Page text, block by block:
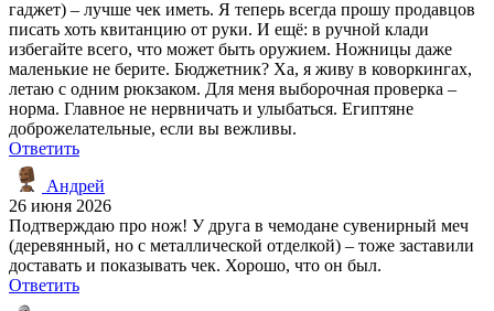
гаджет) – лучше чек иметь. Я теперь всегда прошу продавцов
писать хоть квитанцию от руки. И ещё: в ручной клади
избегайте всего, что может быть оружием. Ножницы даже
маленькие не берите. Бюджетник? Ха, я живу в коворкингах,
летаю с одним рюкзаком. Для меня выборочная проверка –
норма. Главное не нервничать и улыбаться. Египтяне
доброжелательные, если вы вежливы.
Ответить
Андрей
26 июня 2026
Подтверждаю про нож! У друга в чемодане сувенирный меч
(деревянный, но с металлической отделкой) – тоже заставили
доставать и показывать чек. Хорошо, что он был.
Ответить